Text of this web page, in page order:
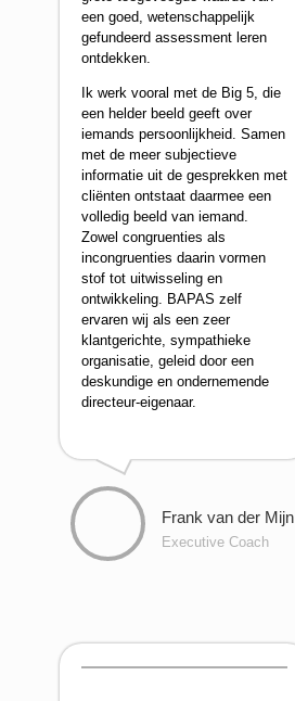
een goed, wetenschappelijk
gefundeerd assessment leren
ontdekken.
Ik werk vooral met de Big 5, die
een helder beeld geeft over
iemands persoonlijkheid. Samen
met de meer subjectieve
informatie uit de gesprekken met
cliënten ontstaat daarmee een
volledig beeld van iemand.
Zowel congruenties als
incongruenties daarin vormen
stof tot uitwisseling en
ontwikkeling. BAPAS zelf
ervaren wij als een zeer
klantgerichte, sympathieke
organisatie, geleid door een
deskundige en ondernemende
directeur-eigenaar.
Frank van der Mijn
Executive Coach